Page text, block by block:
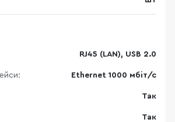
RJ45 (LAN), USB 2.0
Ethernet 1000 мбіт/с
Так
Так